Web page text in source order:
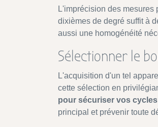
L'imprécision des
dixièmes de degré suffit à
aussi une homogénéité
Sélectionner le
L'acquisition d'un tel
cette sélection en
pour sécuriser vos
principal et prévenir toute